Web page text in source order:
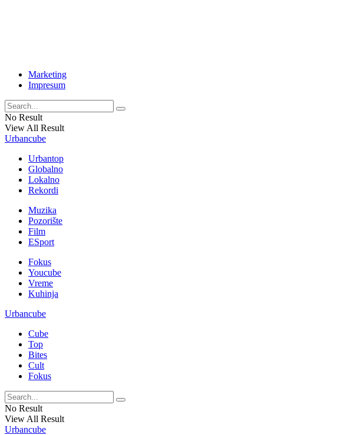
Marketing
Impresum
No Result
View All Result
Urbancube
Urbantop
Globalno
Lokalno
Rekordi
Muzika
Pozorište
Film
ESport
Fokus
Youcube
Vreme
Kuhinja
Urbancube
Cube
Top
Bites
Cult
Fokus
No Result
View All Result
Urbancube